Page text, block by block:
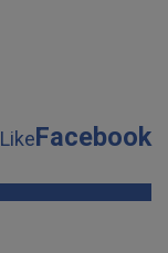
LikeFacebook